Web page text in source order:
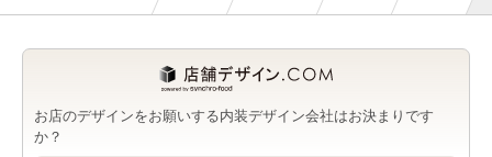
お店のデザインをお願いする内装デザイン会社はお決まりです
か？